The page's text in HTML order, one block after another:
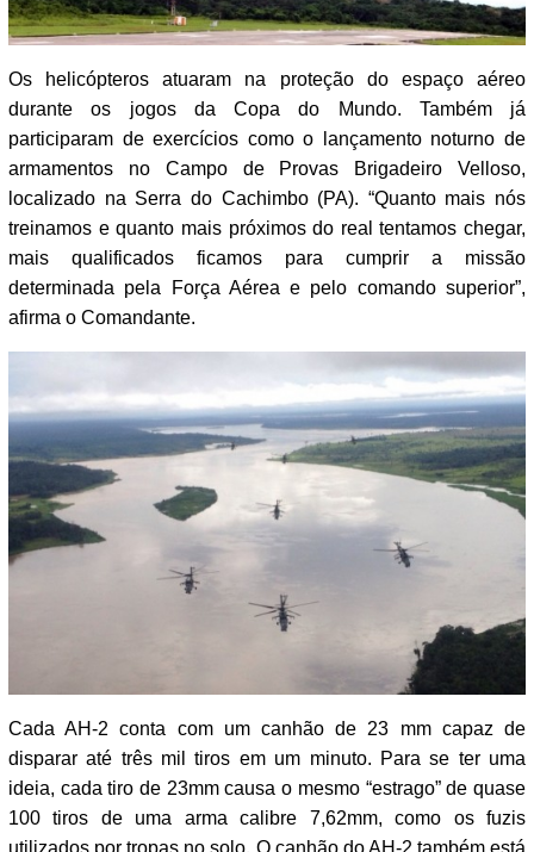
Os helicópteros atuaram na proteção do espaço aéreo
durante os jogos da Copa do Mundo. Também já
participaram de exercícios como o lançamento noturno de
armamentos no Campo de Provas Brigadeiro Velloso,
localizado na Serra do Cachimbo (PA). “Quanto mais nós
treinamos e quanto mais próximos do real tentamos chegar,
mais qualificados ficamos para cumprir a missão
determinada pela Força Aérea e pelo comando superior”,
afirma o Comandante.
Cada AH-2 conta com um canhão de 23 mm capaz de
disparar até três mil tiros em um minuto. Para se ter uma
ideia, cada tiro de 23mm causa o mesmo “estrago” de quase
100 tiros de uma arma calibre 7,62mm, como os fuzis